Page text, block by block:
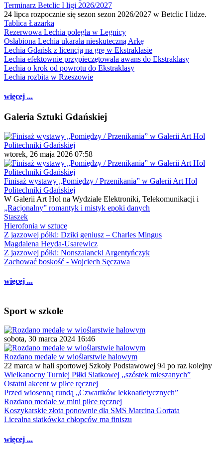
Terminarz Betclic I ligi 2026/2027
24 lipca rozpocznie się sezon sezon 2026/2027 w Betclic I lidze.
Tablica Łazarka
Rezerwowa Lechia poległa w Legnicy
Osłabiona Lechia ukarała nieskuteczną Arkę
Lechia Gdańsk z licencją na grę w Ekstraklasie
Lechia efektownie przypieczętowała awans do Ekstraklasy
Lechia o krok od powrotu do Ekstraklasy
Lechia rozbita w Rzeszowie
więcej ...
Galeria Sztuki Gdańskiej
wtorek, 26 maja 2026 07:58
Finisaż wystawy „Pomiędzy / Przenikania” w Galerii Art Hol
Politechniki Gdańskiej
W Galerii Art Hol na Wydziale Elektroniki, Telekomunikacji i
„Racjonalny” romantyk i mistyk epoki danych
Staszek
Hierofonia w sztuce
Z jazzowej półki: Dziki geniusz – Charles Mingus
Magdalena Heyda-Usarewicz
Z jazzowej półki: Nonszalancki Argentyńczyk
Zachować boskość - Wojciech Sęczawa
więcej ...
Sport w szkole
sobota, 30 marca 2024 16:46
Rozdano medale w wioślarstwie halowym
22 marca w hali sportowej Szkoły Podstawowej 94 po raz kolejny
Wielkanocny Turniej Piłki Siatkowej ,,szóstek mieszanych”
Ostatni akcent w piłce ręcznej
Przed wiosenną rundą „Czwartków lekkoatletycznych”
Rozdano medale w mini piłce ręcznej
Koszykarskie złota ponownie dla SMS Marcina Gortata
Licealna siatkówka chłopców ma finiszu
więcej ...